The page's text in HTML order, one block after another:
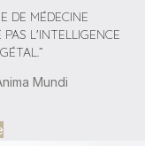
DE MÉDECINE
L'INTELLIGENCE
Mundi